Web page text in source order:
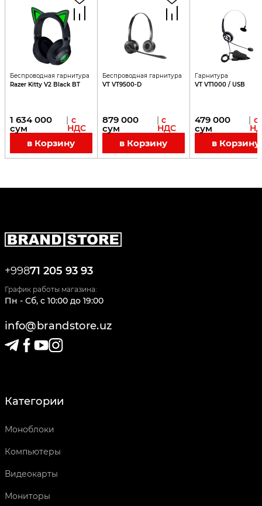
Беспроводная гарнитура
Razer Kitty V2 Black BT
1 634 000
сум
с
НДС
в Корзину
Беспроводная гарнитура
VT VT9500-D
879 000
сум
с
НДС
в Корзину
Гарнитура
VT VT1000 / USB
479 000
сум
с
в Корзину
+99871 205 93 93
График работы магазина:
Пн - Сб, c 10:00 до 19:00
info@brandstore.uz
Категории
Моноблоки
Компьютеры
Видеокарты
Мониторы